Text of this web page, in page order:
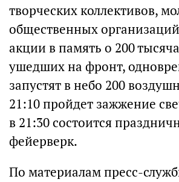
творческих коллективов,
общественных
акции в память о 200
ушедших на фронт,
запустят в небо 200
21:10 пройдет зажжение
в 21:30 состоится
фейерверк.
По материалам пресс-